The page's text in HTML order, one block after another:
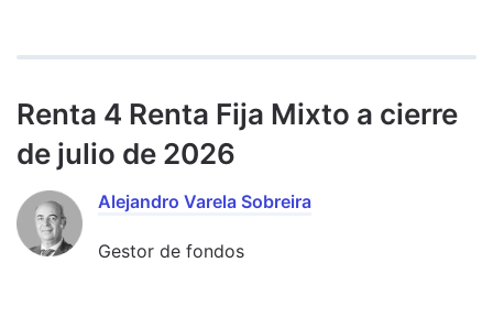
Renta 4 Renta Fija Mixto a cierre
de julio de 2026
Alejandro Varela Sobreira
Gestor de fondos